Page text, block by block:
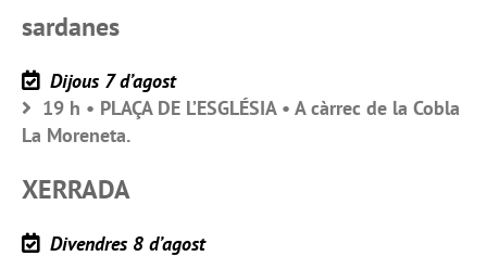
sardanes
Dijous 7 d’agost
19 h • PLAÇA DE L’ESGLÉSIA • A càrrec de la Cobla
La Moreneta.
XERRADA
Divendres 8 d’agost